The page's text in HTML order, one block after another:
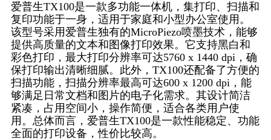
爱普生TX100是一款多功能一体机，集打印、扫描和
复印功能于一身，适用于家庭和小型办公室使用。
该型号采用爱普生独有的MicroPiezo喷墨技术，能够
提供高质量的文本和图像打印效果。它支持黑白和
彩色打印，最大打印分辨率可达5760 x 1440 dpi，确
保打印输出清晰细腻。此外，TX100还配备了方便的
扫描功能，扫描分辨率最高可达600 x 1200 dpi，能
够满足日常文档和图片的电子化需求。其设计简洁
紧凑，占用空间小，操作简便，适合各类用户使
用。总体而言，爱普生TX100是一款性能稳定、功能
全面的打印设备，性价比较高。